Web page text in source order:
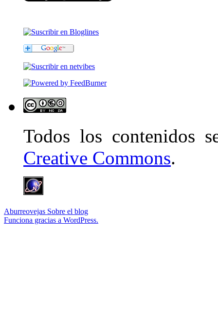
Todos los contenidos
Creative Commons.
Aburreovejas Sobre el blog
Funciona gracias a WordPress.